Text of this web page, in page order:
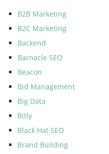
B2B Marketing
B2C Marketing
Backend
Barnacle SEO
Beacon
Bid Management
Big Data
Bitly
Black Hat SEO
Brand Building